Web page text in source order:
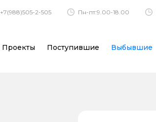
+7(988)505-2-505 Пн-пт:9.00-18.00
Проекты Поступившие Выбывшие